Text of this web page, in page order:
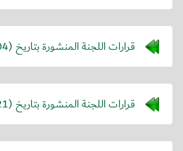
قرارات اللجنة المنشورة بتاريخ (
قرارات اللجنة المنشورة بتاريخ (